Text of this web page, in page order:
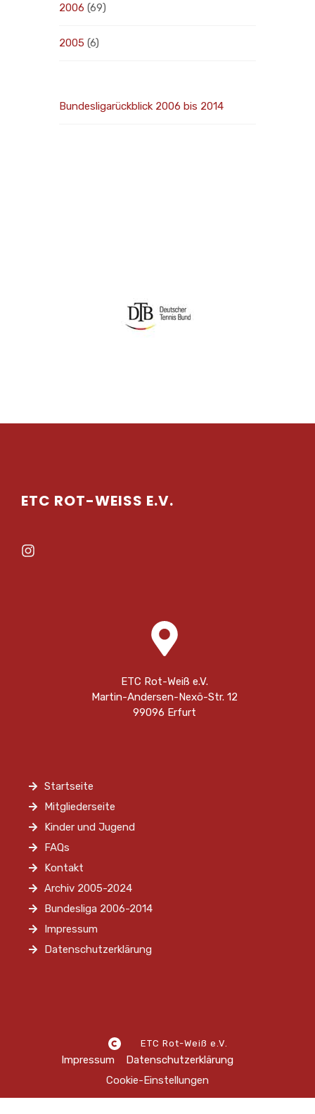
2006 (69)
2005 (6)
Bundesligarückblick 2006 bis 2014
ETC ROT-WEISS E.V.
ETC Rot-Weiß e.V.
Martin-Andersen-Nexö-Str. 12
99096 Erfurt
Startseite
Mitgliederseite
Kinder und Jugend
FAQs
Kontakt
Archiv 2005-2024
Bundesliga 2006-2014
Impressum
Datenschutzerklärung
ETC Rot-Weiß e.V.
Impressum
Datenschutzerklärung
Cookie-Einstellungen